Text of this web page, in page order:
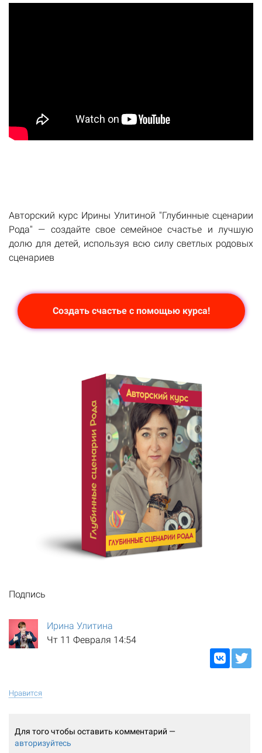
Авторский курс Ирины Улитиной "Глубинные сценарии
Рода" — создайте свое семейное счастье и лучшую
долю для детей, используя всю силу светлых родовых
сценариев
Создать счастье с помощью курса!
Подпись
Ирина Улитина
Чт 11 Февраля 14:54
Нравится
Для того чтобы оставить комментарий —
авторизуйтесь